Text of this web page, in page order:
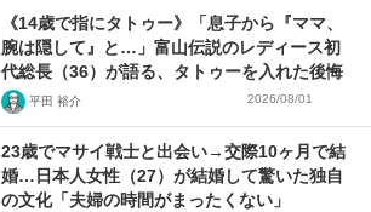
《14歳で指にタトゥー》「息子から『ママ、
腕は隠して』と…」富山伝説のレディース初
代総長（36）が語る、タトゥーを入れた後悔
平田 裕介 2026/08/01
23歳でマサイ戦士と出会い→交際10ヶ月で結
婚…日本人女性（27）が結婚して驚いた独自
の文化「夫婦の時間がまったくない」